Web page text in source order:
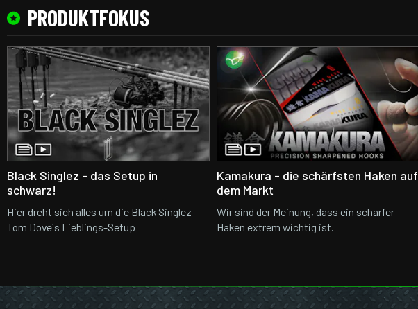
PRODUKTFOKUS
Black Singlez - das Setup in
schwarz!
Hier dreht sich alles um die Black Singlez -
Tom Dove´s Lieblings-Setup
Kamakura - die schärfsten Haken auf
dem Markt
Wir sind der Meinung, dass ein scharfer
Haken extrem wichtig ist.